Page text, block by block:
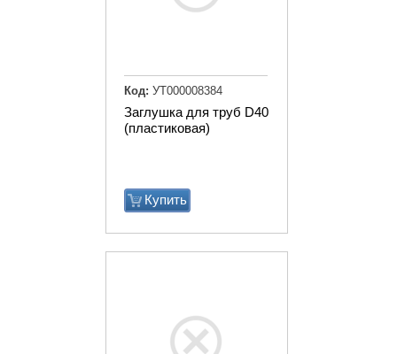
Заглушка для труб D40
(пластиковая)
Купить
Код: УТ000008384